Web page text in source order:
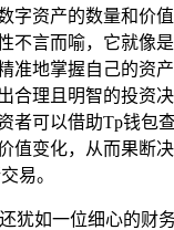
字资产的数量和价
不言而喻，它就像
准地掌握自己的资
合理且明智的投资
者可以借助Tp钱包
值变化，从而果断
易。
犹如一位细心的财